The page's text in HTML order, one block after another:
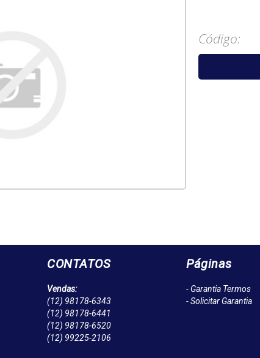
Código:
CONTATOS
Vendas:
(12) 98178-6343
(12) 98178-6441
(12) 98178-6520
(12) 99225-2106
Páginas
- Garantia Termos
- Solicitar Garantia